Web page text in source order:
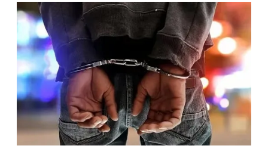
Polícia
Militar
prende
homem
no
telhado
após
ameaçar
companheira